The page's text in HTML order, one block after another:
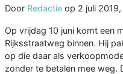
Door Redactie op 2 juli
Op vrijdag 10 juni komt een
Rijksstraatweg binnen. Hij
op die daar als
zonder te betalen mee weg.